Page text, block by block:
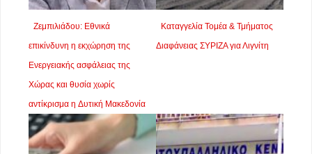
Ζεμπιλιάδου: Εθνικά
επικίνδυνη η εκχώρηση της
Ενεργειακής ασφάλειας της
Χώρας και θυσία χωρίς
αντίκρισμα η Δυτική Μακεδονία
Καταγγελία Τομέα & Τμήματος
Διαφάνειας ΣΥΡΙΖΑ για Λιγνίτη